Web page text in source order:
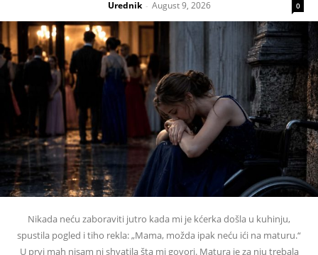
Urednik - August 9, 2026 0
Nikada neću zaboraviti jutro kada mi je kćerka došla u kuhinju,
spustila pogled i tiho rekla: „Mama, možda ipak neću ići na maturu.“
U prvi mah nisam ni shvatila šta mi govori. Matura je za nju trebala